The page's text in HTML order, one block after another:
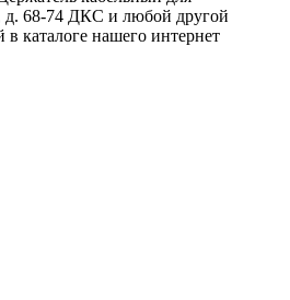
д. 68-74 ДКС и любой другой
в каталоге нашего интернет